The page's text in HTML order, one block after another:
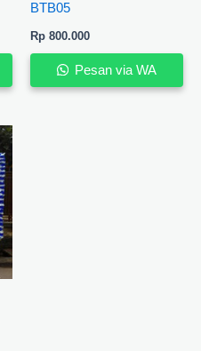
BTB05
Rp800.000
Pesan via WA